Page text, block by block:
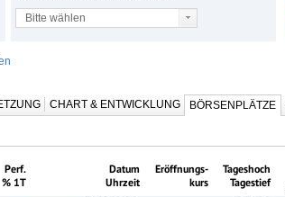
Bitte wählen
CHART & ENTWICKLUNG BÖRSENPLÄTZE
Perf.
% 1T
Datum
Uhrzeit
Eröffnungs-
kurs
Tageshoch
Tagestief